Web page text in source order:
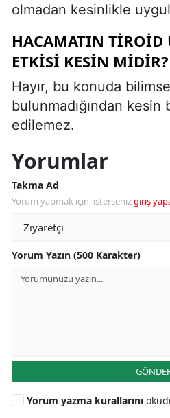
olmadan kesinlikle
HACAMATIN TIROID
ETKISI KESIN MIDIR?
Hayır, bu konuda
bulunmadığından
edilemez.
Yorumlar
Takma Ad
Yorum yapmak için, istersenizgiriş
Yorum Yazın (500 Karakter)
Yorum yazma kurallarını